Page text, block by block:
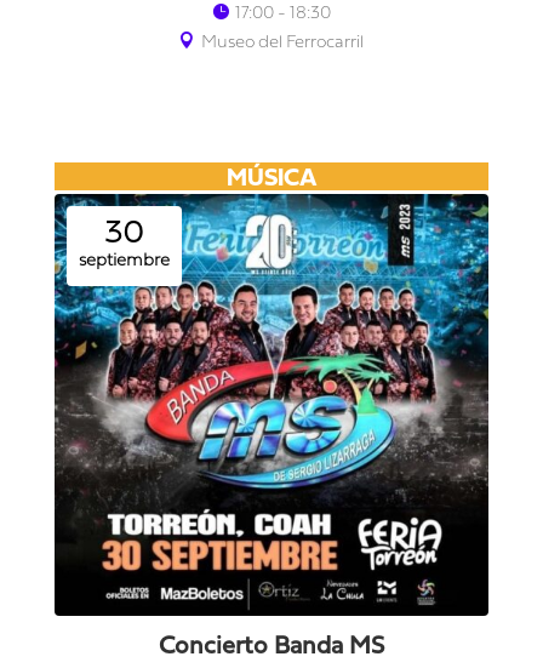
17:00 - 18:30
Museo del Ferrocarril
MÚSICA
30
septiembre
Concierto Banda MS